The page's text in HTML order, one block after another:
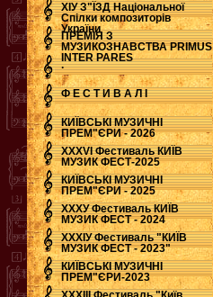
ХІУ З"ЇЗД Національної
Спілки композиторів
України
ПРЕМІЯ З
МУЗИКОЗНАВСТВА PRIMUS
INTER PARES
.
Ф Е С Т И В А Л І
КИЇВСЬКІ МУЗИЧНІ
ПРЕМ"ЄРИ - 2026
ХХХVI Фестиваль КИЇВ
МУЗИК ФЕСТ-2025
КИЇВСЬКІ МУЗИЧНІ
ПРЕМ"ЄРИ - 2025
ХХХУ Фестиваль КИЇВ
МУЗИК ФЕСТ - 2024
ХХХІУ Фестиваль "КИЇВ
МУЗИК ФЕСТ - 2023"
КИЇВСЬКІ МУЗИЧНІ
ПРЕМ"ЄРИ-2023